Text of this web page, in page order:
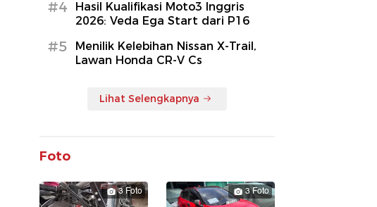
#4
Hasil Kualifikasi Moto3 Inggris
2026: Veda Ega Start dari P16
#5
Menilik Kelebihan Nissan X-Trail,
Lawan Honda CR-V Cs
Lihat Selengkapnya
Foto
3 Foto 3 Foto